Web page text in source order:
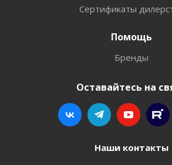
Сертификаты
Помощь
Бренды
Оставайтесь на
Наши контакты